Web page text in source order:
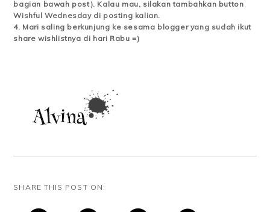
bagian bawah post). Kalau mau, silakan tambahkan button
Wishful Wednesday di posting kalian.
4. Mari saling berkunjung ke sesama blogger yang sudah ikut
share wishlistnya di hari Rabu =)
SHARE THIS POST ON: